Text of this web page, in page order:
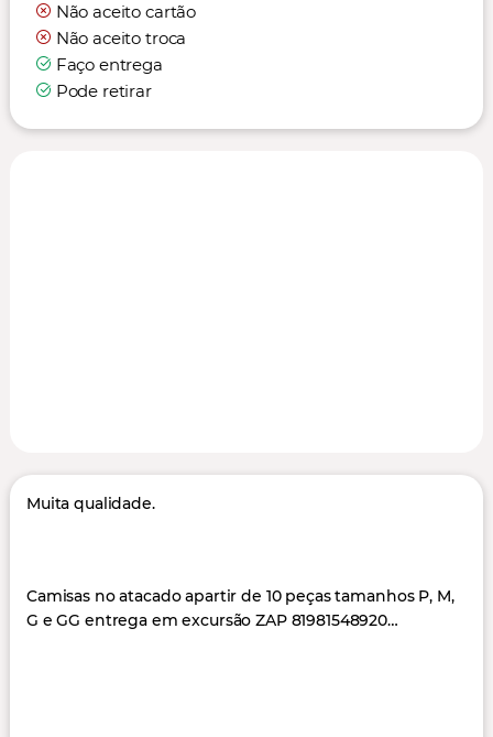
Não aceito cartão
Não aceito troca
Faço entrega
Pode retirar
Muita qualidade.
Camisas no atacado apartir de 10 peças tamanhos P, M,
G e GG entrega em excursão ZAP 81981548920…